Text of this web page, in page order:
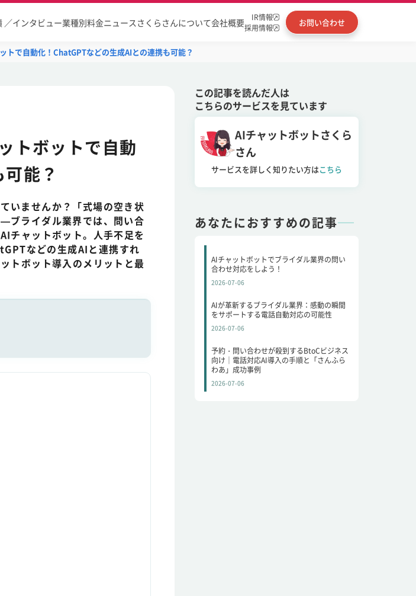
／インタビュー業種別料金ニュース さくらさんについて会社概要
IR情報
採用情報
お問い合わせ
トで自動化！ChatGPTなどの生成AIとの連携も可能？
トボットで自動
能？
いませんか？「式場の空き状
ブライダル業界では、問い合
チャットボット。人手不足を
などの生成AIと連携すれ
トボット導入のメリットと最
この記事を読んだ人は
こちらのサービスを見ています
AIチャットボットさくら
さん
サービスを詳しく知りたい方はこちら
あなたにおすすめの記事
AIチャットボットでブライダル業界の問い
合わせ対応をしよう！
2026-07-06
AIが革新するブライダル業界：感動の瞬間
をサポートする電話自動対応の可能性
2026-07-06
予約・問い合わせが殺到するBtoCビジネス
向け｜電話対応AI導入の手順と「さんふら
わあ」成功事例
2026-07-06